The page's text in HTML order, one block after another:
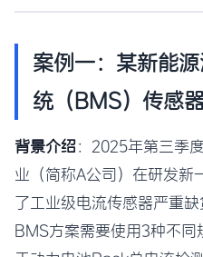
案例一：某新能
统（BMS）传感
背景介绍：2025年第三季
业（简称A公司）在研发新
了工业级电流传感器严重
BMS方案需要使用3种不